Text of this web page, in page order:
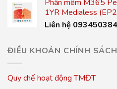
Phần mềm M365
1YR Medialess
Liên hệ
ĐIỀU KHOẢN CHÍNH SÁCH
Quy chế hoạt động TMĐT